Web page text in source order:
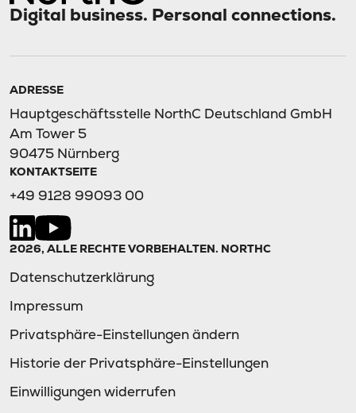
Digital business. Personal connections.
ADRESSE
Hauptgeschäftsstelle NorthC Deutschland GmbH
Am Tower 5
90475 Nürnberg
KONTAKTSEITE
+49 9128 99093 00
2026, ALLE RECHTE VORBEHALTEN. NORTHC
Datenschutzerklärung
Impressum
Privatsphäre-Einstellungen ändern
Historie der Privatsphäre-Einstellungen
Einwilligungen widerrufen